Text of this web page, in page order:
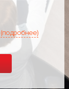
(подробнее)